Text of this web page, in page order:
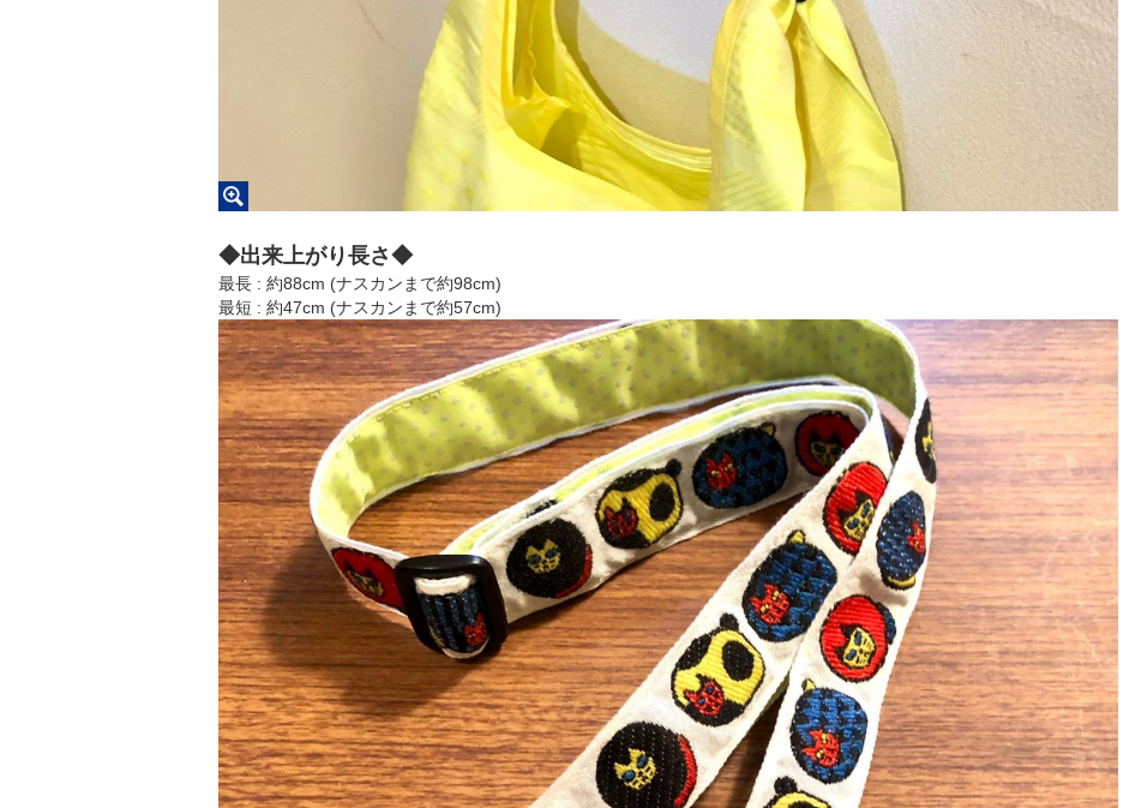
◆出来上がり長さ◆
最長 : 約88cm (ナスカンまで約98cm)
最短 : 約47cm (ナスカンまで約57cm)